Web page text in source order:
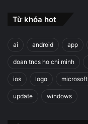
Từ khóa hot
ai android app
doan tncs ho chi minh
ios logo microsoft
update windows